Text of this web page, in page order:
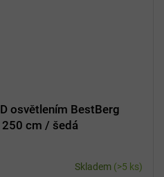
osvětlením BestBerg
250 cm / šedá
Skladem (>5 ks)